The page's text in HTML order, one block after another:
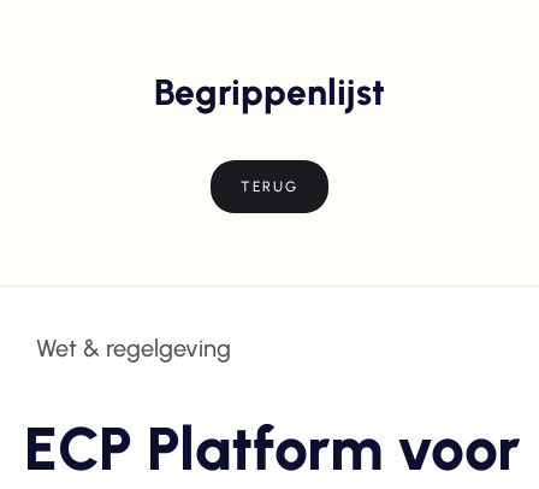
Begrippenlijst
TERUG
Wet & regelgeving
ECP Platform voor